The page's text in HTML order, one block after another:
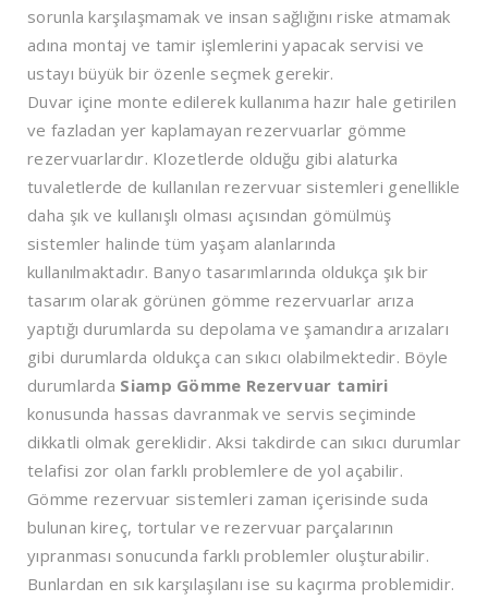
sorunla karşılaşmamak ve insan sağlığını riske atmamak
adına montaj ve tamir işlemlerini yapacak servisi ve
ustayı büyük bir özenle seçmek gerekir.
Duvar içine monte edilerek kullanıma hazır hale getirilen
ve fazladan yer kaplamayan rezervuarlar gömme
rezervuarlardır. Klozetlerde olduğu gibi alaturka
tuvaletlerde de kullanılan rezervuar sistemleri genellikle
daha şık ve kullanışlı olması açısından gömülmüş
sistemler halinde tüm yaşam alanlarında
kullanılmaktadır. Banyo tasarımlarında oldukça şık bir
tasarım olarak görünen gömme rezervuarlar arıza
yaptığı durumlarda su depolama ve şamandıra arızaları
gibi durumlarda oldukça can sıkıcı olabilmektedir. Böyle
durumlarda Siamp Gömme Rezervuar tamiri
konusunda hassas davranmak ve servis seçiminde
dikkatli olmak gereklidir. Aksi takdirde can sıkıcı durumlar
telafisi zor olan farklı problemlere de yol açabilir.
Gömme rezervuar sistemleri zaman içerisinde suda
bulunan kireç, tortular ve rezervuar parçalarının
yıpranması sonucunda farklı problemler oluşturabilir.
Bunlardan en sık karşılaşılanı ise su kaçırma problemidir.